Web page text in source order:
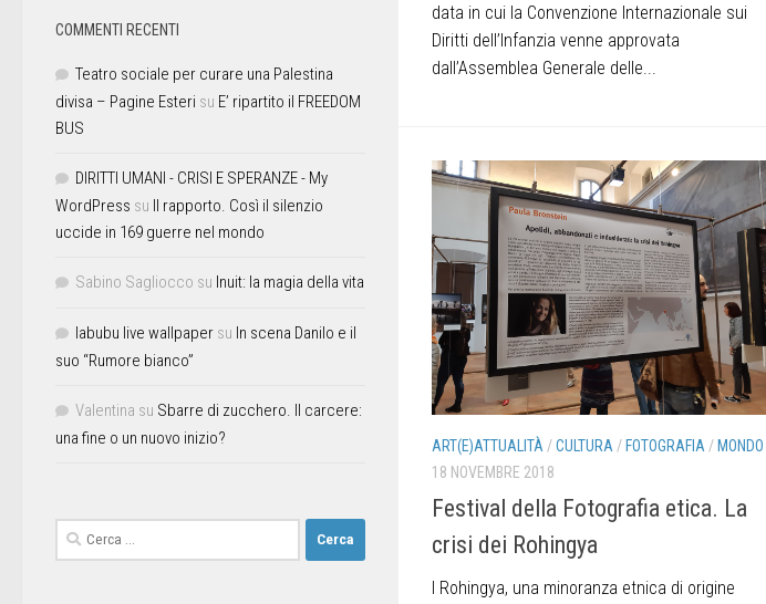
data in cui la Convenzione Internazionale sui
Diritti dell’Infanzia venne approvata
dall’Assemblea Generale delle...
ART(E)ATTUALITÀ /CULTURA / FOTOGRAFIA / MONDO
18 NOVEMBRE 2018
Festival della Fotografia etica. La
crisi dei Rohingya
I Rohingya, una minoranza etnica di origine
COMMENTI RECENTI
Teatro sociale per curare una Palestina
divisa – Pagine Esteri su E’ ripartito il FREEDOM
BUS
DIRITTI UMANI - CRISI E SPERANZE - My
WordPress su Il rapporto. Così il silenzio
uccide in 169 guerre nel mondo
Sabino Sagliocco su Inuit: la magia della vita
labubu live wallpaper su In scena Danilo e il
suo “Rumore bianco”
Valentina su Sbarre di zucchero. Il carcere:
una fine o un nuovo inizio?